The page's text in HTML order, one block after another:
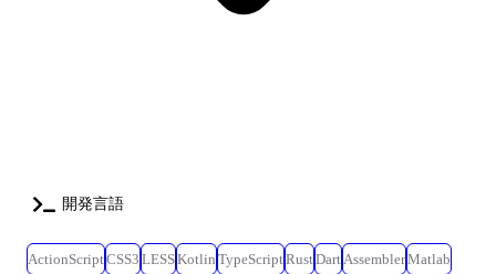
開発言語
ActionScriptCSS3 LESSKotlin TypeScriptRustDartAssemblerMatlab